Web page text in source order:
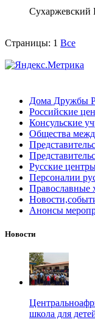
Сухаржевский
Страницы: 1 Все
Дома Дружбы
Российские
Консульские
Общества
Русские
Персоналии
Православные
Анонсы
Новости
школа для